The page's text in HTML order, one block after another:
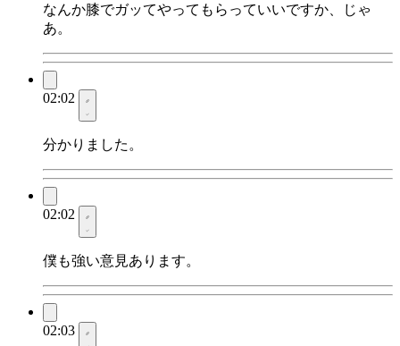
なんか膝でガッてやってもらっていいですか、じゃ
あ。
02:02
分かりました。
02:02
僕も強い意見あります。
02:03